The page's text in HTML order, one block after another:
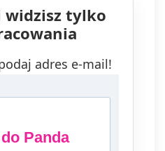
widzisz tylko
adres e-mail!
do Panda